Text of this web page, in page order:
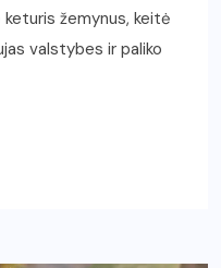
žemynus, keitė
valstybes ir paliko